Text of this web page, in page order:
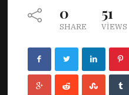
0
SHARE
51
VIEWS